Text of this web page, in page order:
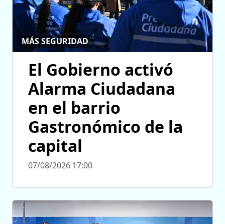
MÁS SEGURIDAD
El Gobierno activó
Alarma Ciudadana
en el barrio
Gastronómico de la
capital
07/08/2026 17:00